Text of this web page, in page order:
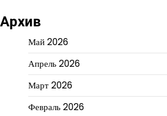
Архив
Май 2026
Апрель 2026
Март 2026
Февраль 2026